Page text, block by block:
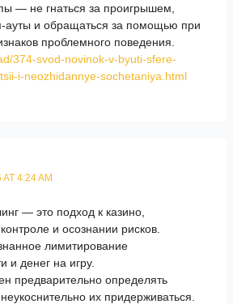
— не гнаться за проигрышем,
ауты и обращаться за помощью при
проблемного поведения.
374-svod-novinok-v-byuti-sfere-
i-neozhidannye-sochetaniya.html
4:24 AM
— это подход к казино,
и осознании рисков.
лимитирование
и денег на игру.
предварительно определять
их придерживаться.